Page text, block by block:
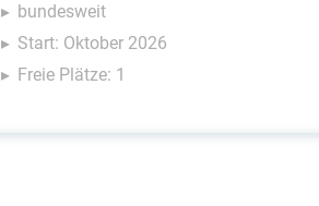
bundesweit
Start: Oktober 2026
Freie Plätze: 1